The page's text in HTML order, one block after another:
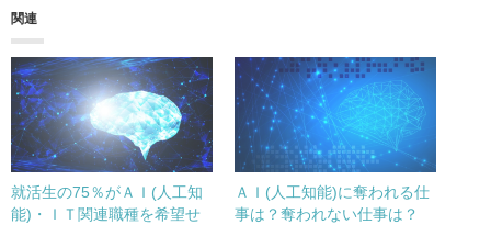
関連
就活生の75％がＡＩ(人工知
能)・ＩＴ関連職種を希望せ
ＡＩ(人工知能)に奪われる仕
事は？奪われない仕事は？